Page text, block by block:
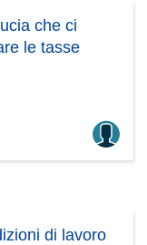
che ci
le tasse
di lavoro